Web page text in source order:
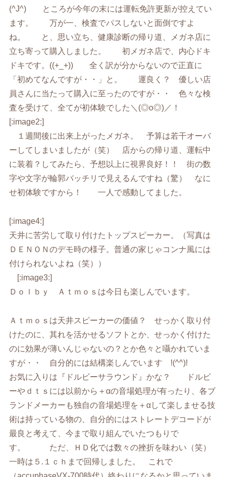
(^J^) ところが今年の末には運転免許更新が控えてい
ます。 万が一、検査でパスしないと面倒ですよ
ね。 と、思い立ち、健康診断の帰り道、メガネ店に
立ち寄って購入しました。 初メガネ店で、内心ドキ
ドキです。((+_+)) 全く訳が分からないので正直に
「初めてなんですが・・」と。 運良く？ 優しい店
員さんに当たって購入に至ったのですが・・ 色々な検
査を受けて、全てが初体験でした＼(◎o◎)／！
[:image2:]
１週間後に出来上がったメガネ。 予算は若干オーバ
ーしてしまいましたが（笑） 店からの帰り道、運転中
に装着？してみたら、予想以上に視界良好！！ 街の数
字や文字が輪郭バッチリで見えるんですね（驚） なに
せ初体験ですから！ 一人で感動してました。
[:image4:]
天井に苦労して取り付けたトップスピーカー。（写真は
ＤＥＮＯＮのデモ時の様子。普通の家じゃコンナ風には
付けられないよね（笑））
[:image3:]
Ｄｏｌｂｙ Ａｔｍｏｓは今日も楽しんでいます。
Ａｔｍｏｓは天井スピーカーの価値？ せっかく取り付
けたのに、其れを活かせるソフトとか、せっかく付けた
のに効果が薄いんじゃないの？とか色々と囁かれていま
すが・・ 自分的には結構楽しんでいます !(^^)!
お気に入りは『ドルビーサラウンド』かな？ ドルビ
ーやｄｔｓには以前から＋αの音場処理が有ったり、各ブ
ランドメーカーも独自の音場処理を＋αして楽しませる技
術は持っている物の、自分的にはストレートデコードが
最良と考えて、今まで取り組んでいたつもりで
す。 ただ、ＨＤ化では数々の挫折を味わい（笑）
一時は５.１ｃｈまで回帰しました。 これで